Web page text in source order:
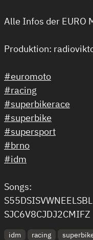
Alle Infos der EURO
Produktion:
#euromoto
#racing
#superbikerace
#superbike
#supersport
#brno
#idm
Songs:
S55DSISVWNEELSBL
SJC6V8CJDJ2CMIFZ
idm racing